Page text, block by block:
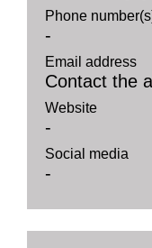
Phone
-
Email address
Contact the
Website
-
Social media
-